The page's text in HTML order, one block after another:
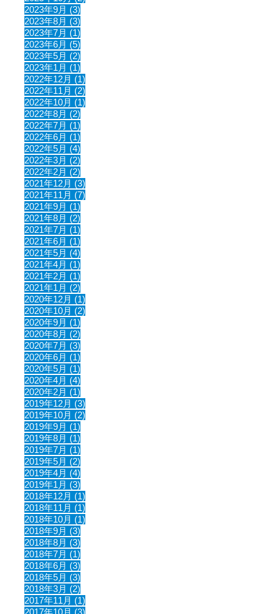
2023年9月 (3)
2023年8月 (3)
2023年7月 (1)
2023年6月 (5)
2023年5月 (2)
2023年1月 (1)
2022年12月 (1)
2022年11月 (2)
2022年10月 (1)
2022年8月 (2)
2022年7月 (1)
2022年6月 (1)
2022年5月 (4)
2022年3月 (2)
2022年2月 (2)
2021年12月 (3)
2021年11月 (7)
2021年9月 (1)
2021年8月 (2)
2021年7月 (1)
2021年6月 (1)
2021年5月 (4)
2021年4月 (1)
2021年2月 (1)
2021年1月 (2)
2020年12月 (1)
2020年10月 (2)
2020年9月 (1)
2020年8月 (2)
2020年7月 (3)
2020年6月 (1)
2020年5月 (1)
2020年4月 (4)
2020年2月 (1)
2019年12月 (3)
2019年10月 (2)
2019年9月 (1)
2019年8月 (1)
2019年7月 (1)
2019年5月 (2)
2019年4月 (4)
2019年1月 (3)
2018年12月 (1)
2018年11月 (1)
2018年10月 (1)
2018年9月 (3)
2018年8月 (3)
2018年7月 (1)
2018年6月 (3)
2018年5月 (3)
2018年3月 (2)
2017年11月 (1)
2017年10月 (3)